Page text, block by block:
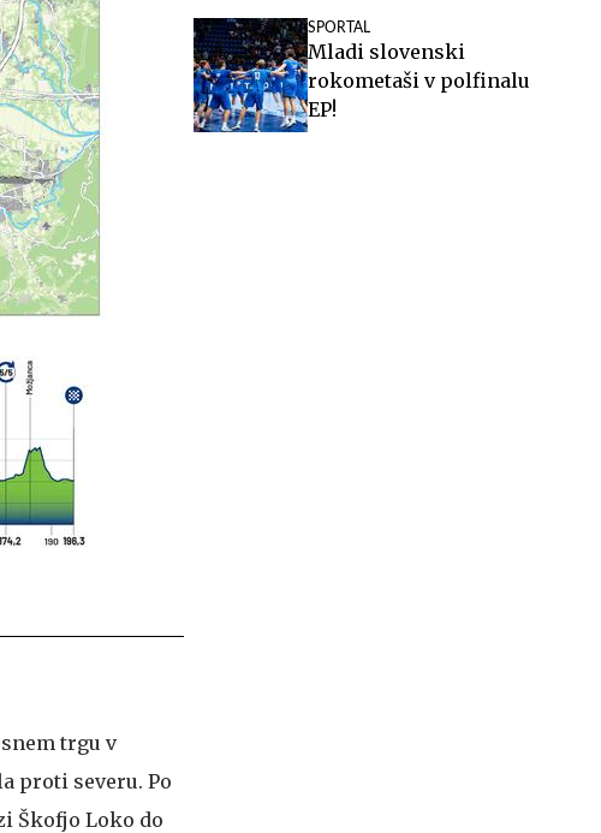
trgu v
proti severu. Po
Škofjo Loko do
SPORTAL
Mladi slovenski
rokometaši v polfinalu
EP!